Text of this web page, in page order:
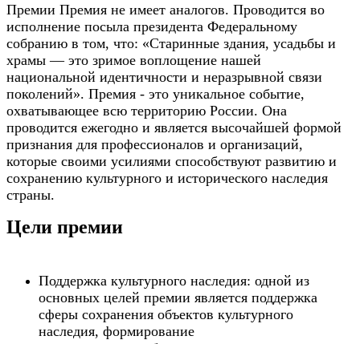
Премии Премия не имеет аналогов. Проводится во
исполнение посыла президента Федеральному
собранию в том, что: «Старинные здания, усадьбы и
храмы — это зримое воплощение нашей
национальной идентичности и неразрывной связи
поколений». Премия - это уникальное событие,
охватывающее всю территорию России. Она
проводится ежегодно и является высочайшей формой
признания для профессионалов и организаций,
которые своими усилиями способствуют развитию и
сохранению культурного и исторического наследия
страны.
Цели премии
Поддержка культурного наследия: одной из
основных целей премии является поддержка
сферы сохранения объектов культурного
наследия, формирование